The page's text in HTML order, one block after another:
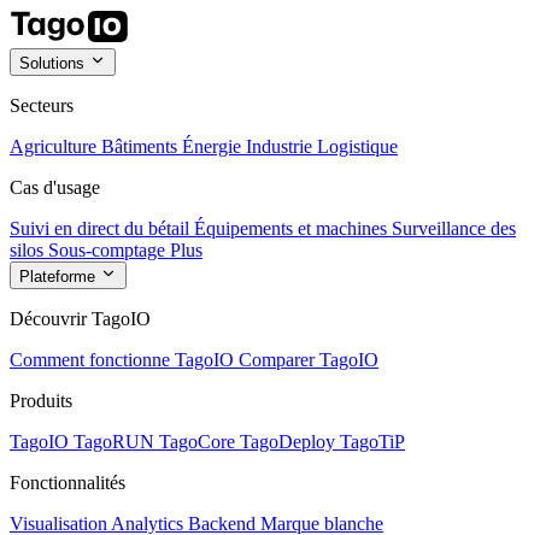
Solutions
Secteurs
Agriculture Bâtiments Énergie Industrie Logistique
Cas d'usage
Suivi en direct du bétail Équipements et machines Surveillance des
silos Sous-comptage Plus
Plateforme
Découvrir TagoIO
Comment fonctionne TagoIO Comparer TagoIO
Produits
TagoIO TagoRUN TagoCore TagoDeploy TagoTiP
Fonctionnalités
Visualisation Analytics Backend Marque blanche